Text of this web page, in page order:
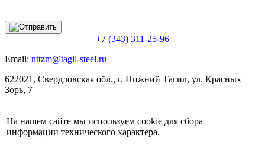
+7 (343) 311-25-96
Email: nttzm@tagil-steel.ru
622021, Свердловская обл., г. Нижний Тагил, ул. Красных
Зорь, 7
На нашем сайте мы используем cookie для сбора
информации технического характера.